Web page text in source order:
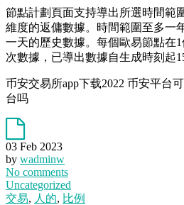
節點計劃頁面支持導出所選時間範
維度的返傭數據。時間範圍至多一
一天的歷史數據。每個歐易節點在
次數據，已導出數據自生成時刻起
币安交易所app下载2022 币安平台
台吗
03 Feb 2023
by wadminw
No comments
Uncategorized
交易, 人的, 比例